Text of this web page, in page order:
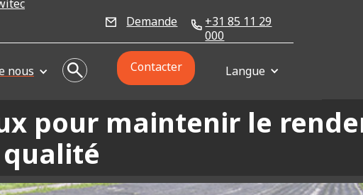
Demande
+31 85 11 29
000
nous Contacter Langue
pour maintenir le
qualité